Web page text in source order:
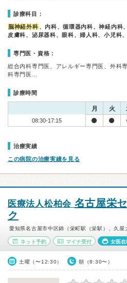
診療科目：
脳神経外科 、内科、循環器内科、神経内科
皮膚科、泌尿器科、眼科、婦人科、小児科
専門医・資格：
総合内科専門医、アレルギー専門医、外科
科専門医…
診療時間
月 火
08:30-17:15
治療実績
この病院の治療実績を見る
医療法人松柏会 名古屋栄
ク
愛知県名古屋市中区錦（栄町駅（栄駅）、久屋
ネット予約 マイナ受付 女医在
土曜（〜12:30） 朝（8:30〜）